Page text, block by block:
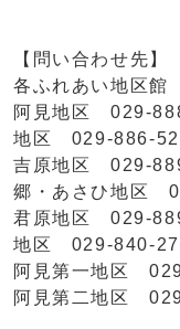
【問い合わせ先】
各ふれあい地区館
阿見地区 029-
地区 029-886-
吉原地区 029-
郷・あさひ地区
君原地区 029-
地区 029-840-
阿見第一地区
阿見第二地区